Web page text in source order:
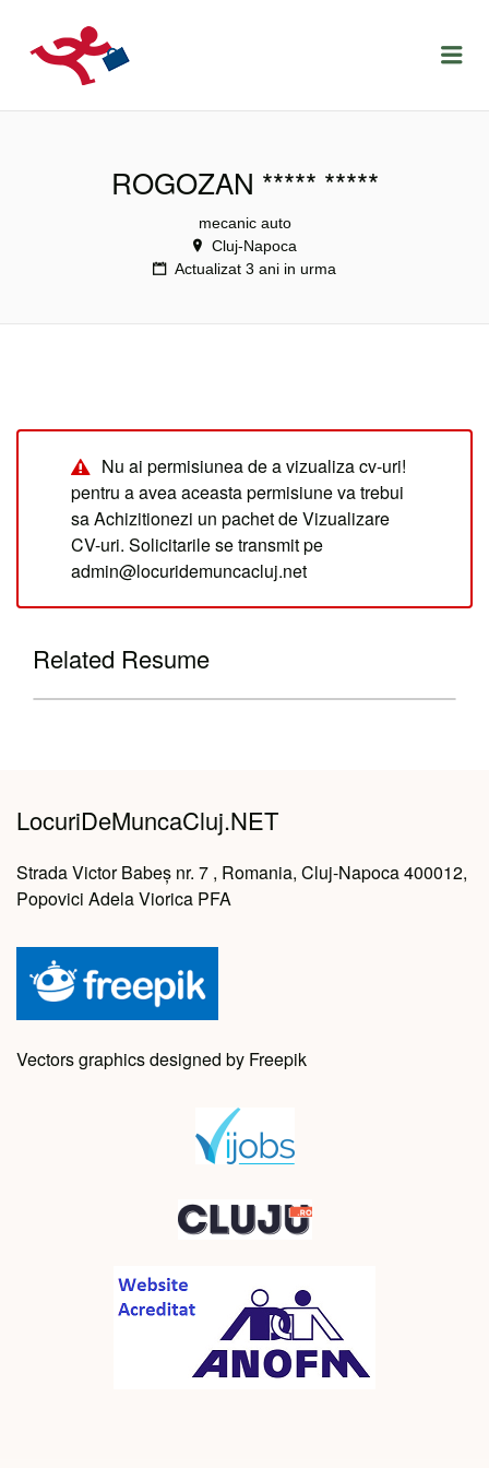
LOCURIDEMUNCACLUJ.NET
ROGOZAN ***** *****
mecanic auto
Cluj-Napoca
Actualizat 3 ani in urma
Nu ai permisiunea de a vizualiza cv-uri!
pentru a avea aceasta permisiune va trebui
sa Achizitionezi un pachet de Vizualizare
CV-uri. Solicitarile se transmit pe
admin@locuridemuncacluj.net
Related Resume
LocuriDeMuncaCluj.NET
Strada Victor Babeș nr. 7 , Romania, Cluj-Napoca 400012,
Popovici Adela Viorica PFA
Vectors graphics designed by Freepik